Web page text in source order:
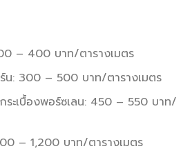
– 400 บาท/ตารางเมตร
ร์น: 300 – 500 บาท/ตารางเมตร
ระเบื้องพอร์ซเลน: 450 – 550 บาท/
– 1,200 บาท/ตารางเมตร